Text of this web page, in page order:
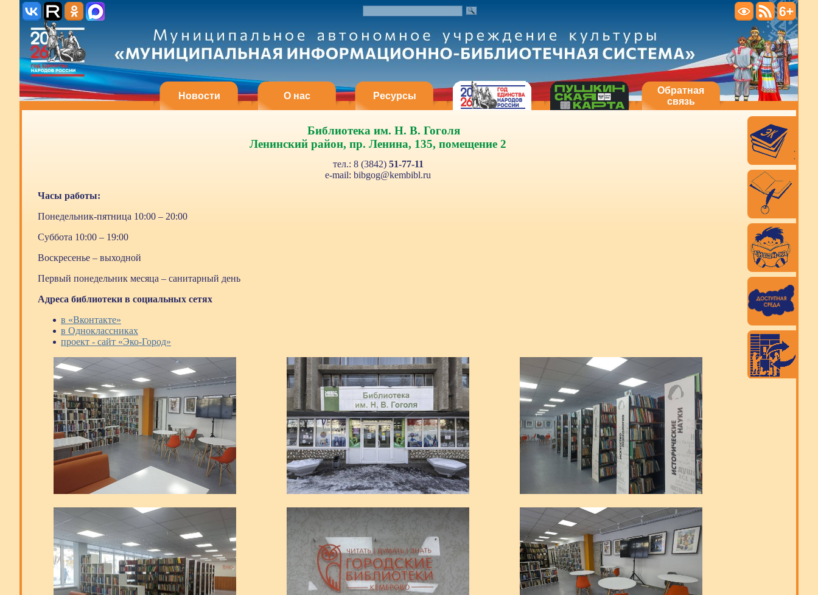
Новости О нас Ресурсы
Обратная
связь
Библиотека им. Н. В. Гоголя
Ленинский район, пр. Ленина, 135, помещение 2
тел.: 8 (3842)51-77-11
e-mail: bibgog@kembibl.ru
Часы работы:
Понедельник-пятница 10:00 – 20:00
Суббота 10:00 – 19:00
Воскресенье – выходной
Первый понедельник месяца – санитарный день
Адреса библиотеки в социальных сетях
в «Вконтакте»
в Одноклассниках
проект - сайт «Эко-Город»